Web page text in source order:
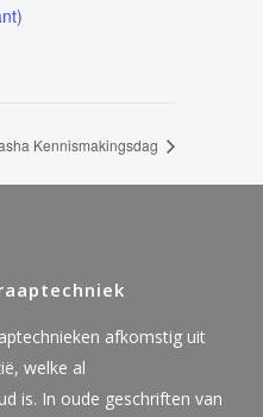
Kennismakingsdag
afkomstig uit
welke al
is. In oude geschriften van